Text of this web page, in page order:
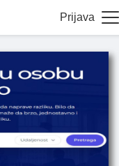
Prijava